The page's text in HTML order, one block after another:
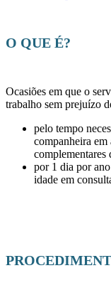
O QUE É?
Ocasiões em que o
trabalho sem prejuízo
pelo tempo
companheira em
complementares
por 1 dia por
idade em